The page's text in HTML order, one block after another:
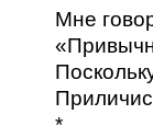
Мне
*